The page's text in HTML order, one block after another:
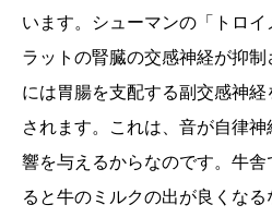
います。シューマンの「トロイ
ラットの腎臓の交感神経が抑
には胃腸を支配する副交感神
されます。これは、音が自律
響を与えるからなのです。牛
ると牛のミルクの出が良くな